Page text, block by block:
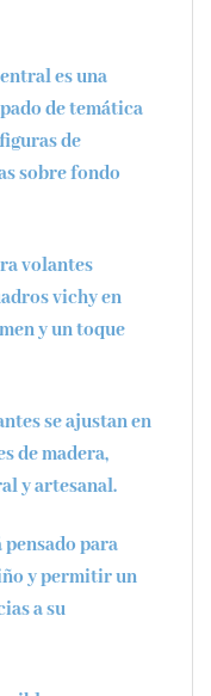
es una
de temática
de
sobre fondo
volantes
vichy en
y un toque
se ajustan en
de madera,
y artesanal.
pensado para
y permitir un
a su